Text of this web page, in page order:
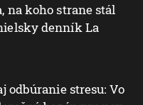
na koho strane stál
denník La
odbúranie stresu: Vo